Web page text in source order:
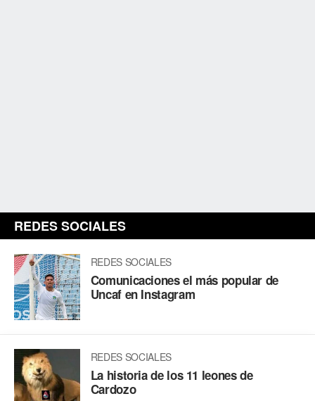
REDES SOCIALES
REDES SOCIALES
Comunicaciones el más popular de
Uncaf en Instagram
REDES SOCIALES
La historia de los 11 leones de
Cardozo